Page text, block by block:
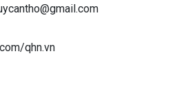
qhn.vn